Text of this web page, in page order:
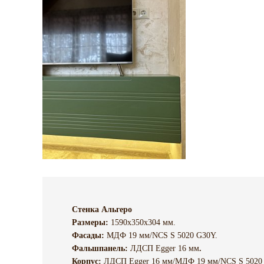
Стенка Альгеро
Размеры: 1590х350х304 мм.
Фасады: МДФ 19 мм/NCS S 5020 G30Y.
Фальшпанель: ЛДСП Egger 16 мм.
Корпус: ЛДСП Egger 16 мм/МДФ 19 мм/NCS S 5020